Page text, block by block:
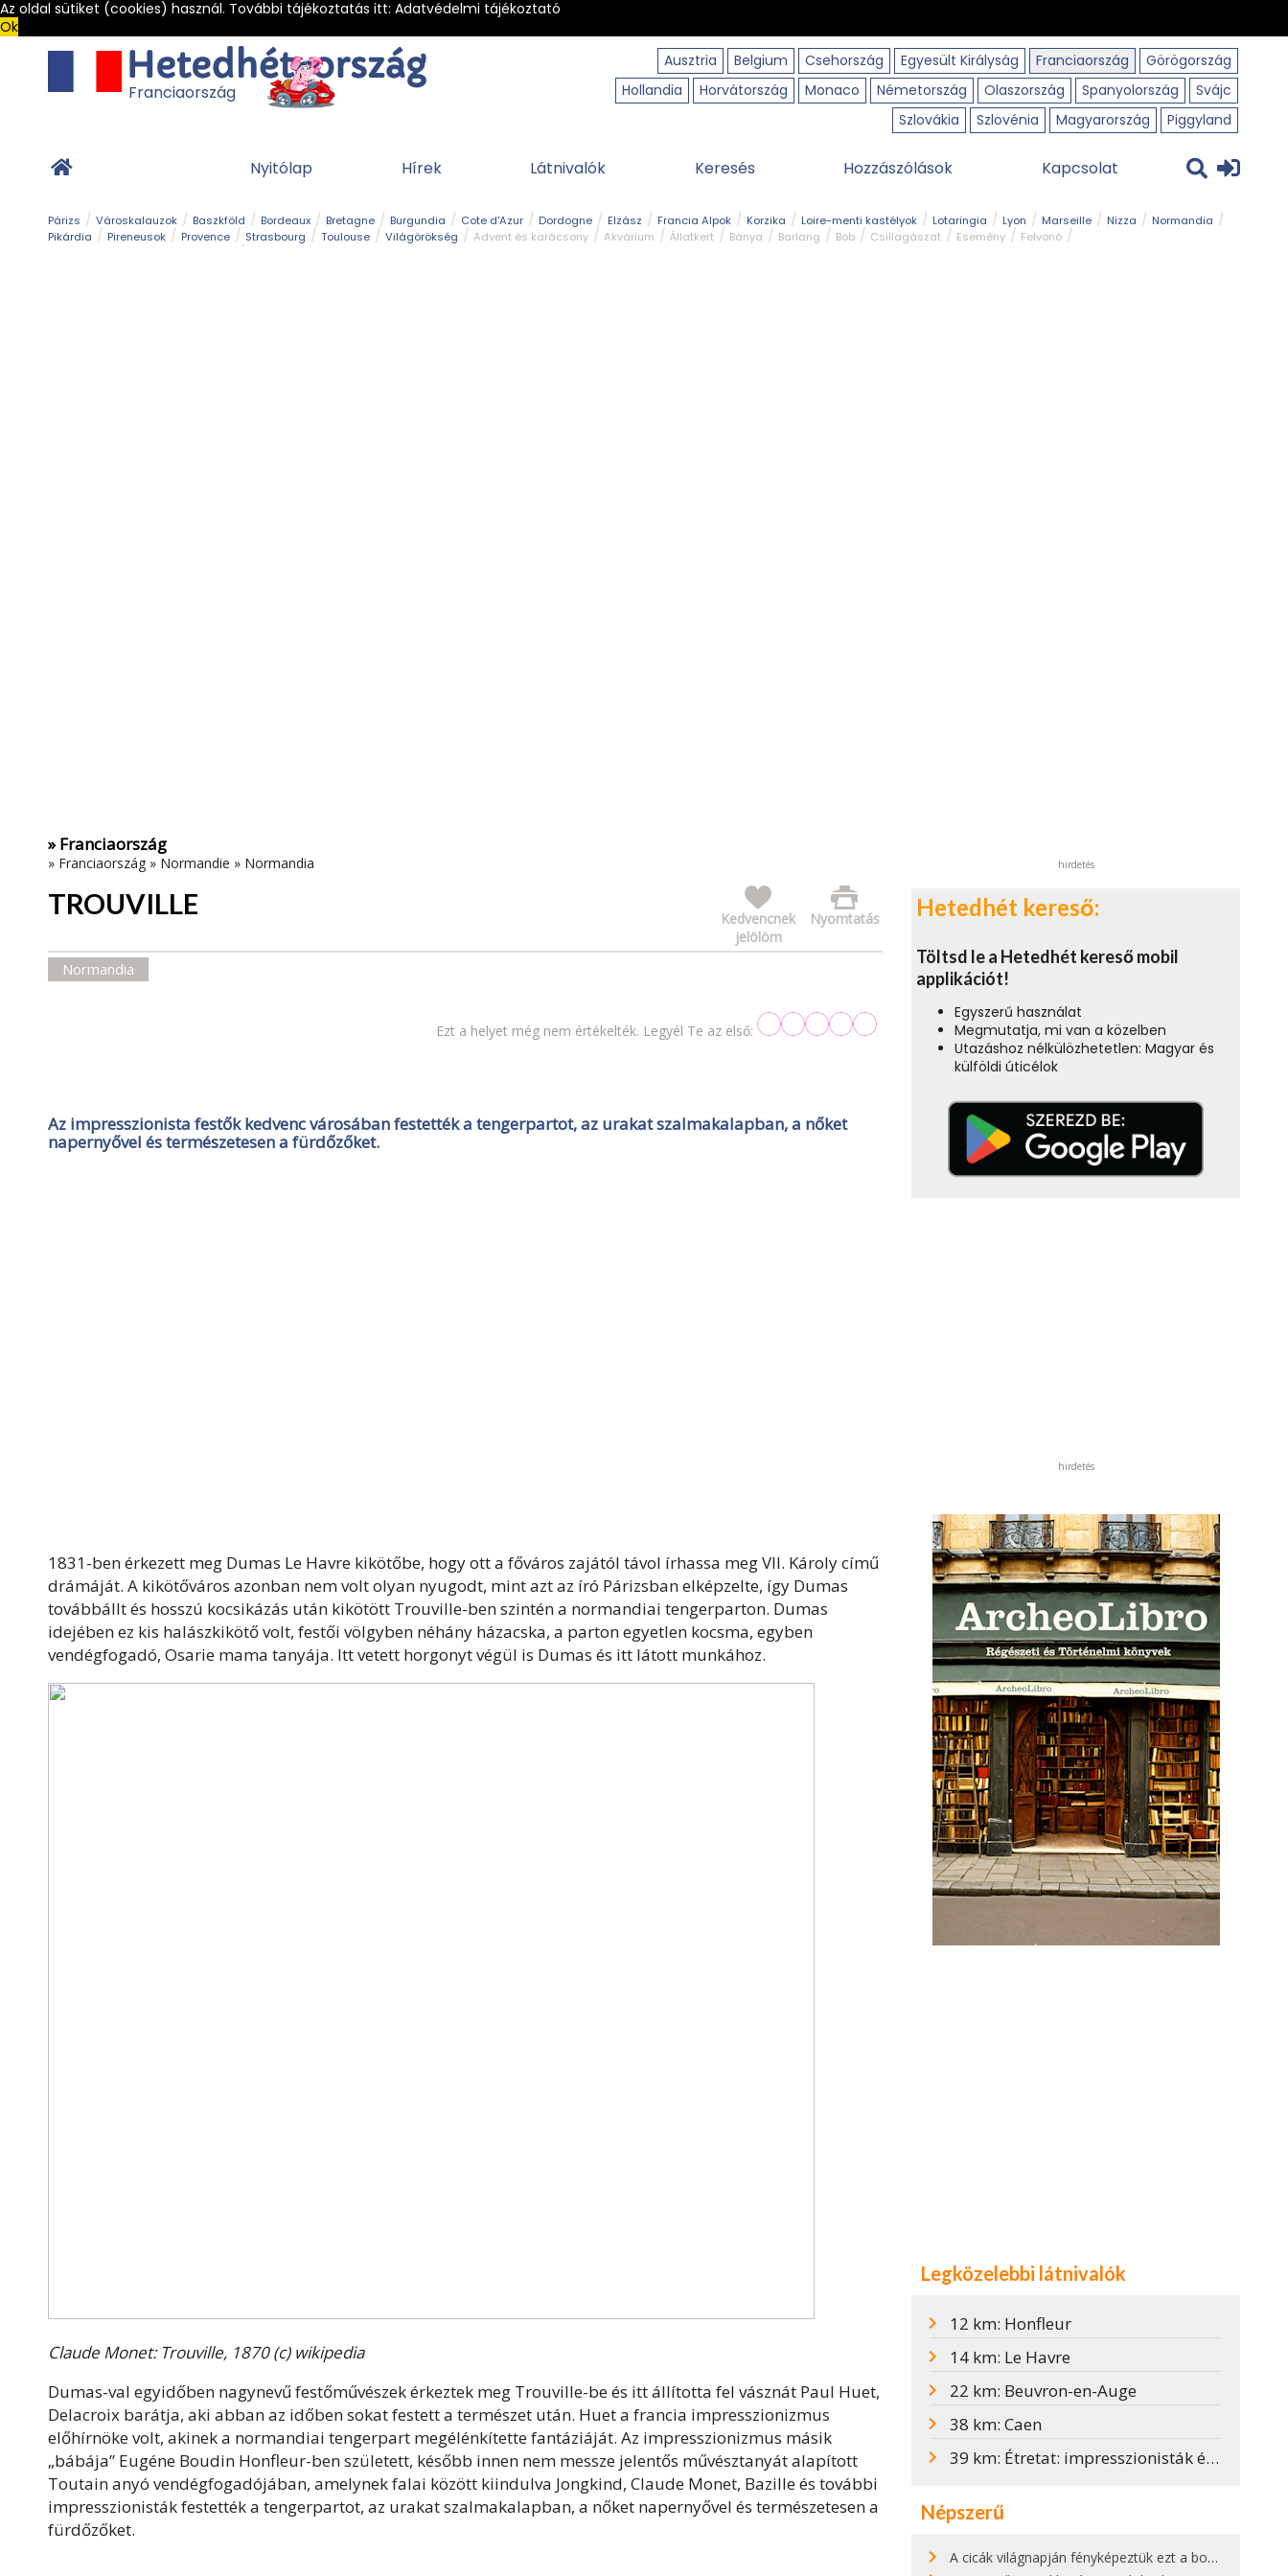
Az oldal sütiket (cookies) használ. További tájékoztatás itt: Adatvédelmi tájékoztató
Ok
Ausztria
Belgium Csehország Egyesült Királyság Franciaország
Görögország
Hollandia
Horvátország Monaco Németország Olaszország Spanyolország
Svájc
Szlovákia
Szlovénia Magyarország Piggyland
Franciaország
Nyitólap Hírek Látnivalók Keresés Hozzászólások Kapcsolat
Párizs Városkalauzok Baszkföld Bordeaux Bretagne Burgundia Cote d'Azur Dordogne Elzász Francia Alpok Korzika Loire-menti kastélyok Lotaringia Lyon Marseille Nizza
Normandia
Pikárdia
Pireneusok Provence Strasbourg Toulouse Világörökség Advent és karácsony Akvárium Állatkert Bánya Barlang Bob Csillagászat Esemény
Felvonó
» Franciaország
» Franciaország » Normandie » Normandia
TROUVILLE Nyomtatás
Kedvencnek
jelölöm
Normandia
Ezt a helyet még nem értékelték. Legyél Te az első:
Az impresszionista festők kedvenc városában festették a tengerpartot, az urakat szalmakalapban, a nőket
napernyővel és természetesen a fürdőzőket.
1831-ben érkezett meg Dumas Le Havre kikötőbe, hogy ott a főváros zajától távol írhassa meg VII. Károly című
drámáját. A kikötőváros azonban nem volt olyan nyugodt, mint azt az író Párizsban elképzelte, így Dumas
továbbállt és hosszú kocsikázás után kikötött Trouville-ben szintén a normandiai tengerparton. Dumas
idejében ez kis halászkikötő volt, festői völgyben néhány házacska, a parton egyetlen kocsma, egyben
vendégfogadó, Osarie mama tanyája. Itt vetett horgonyt végül is Dumas és itt látott munkához.
Claude Monet: Trouville, 1870 (c) wikipedia
Dumas-val egyidőben nagynevű festőművészek érkeztek meg Trouville-be és itt állította fel vásznát Paul Huet,
Delacroix barátja, aki abban az időben sokat festett a természet után. Huet a francia impresszionizmus
előhírnöke volt, akinek a normandiai tengerpart megélénkítette fantáziáját. Az impresszionizmus másik
„bábája” Eugéne Boudin Honfleur-ben született, később innen nem messze jelentős művésztanyát alapított
Toutain anyó vendégfogadójában, amelynek falai között kiindulva Jongkind, Claude Monet, Bazille és további
impresszionisták festették a tengerpartot, az urakat szalmakalapban, a nőket napernyővel és természetesen a
fürdőzőket.
hirdetés
Hetedhét kereső:
Töltsd le a Hetedhét kereső mobil
applikációt!
Egyszerű használat
Megmutatja, mi van a közelben
Utazáshoz nélkülözhetetlen: Magyar és
külföldi úticélok
hirdetés
Legközelebbi látnivalók
12 km: Honfleur
14 km: Le Havre
22 km: Beuvron-en-Auge
38 km: Caen
39 km: Étretat: impresszionisták és Arsène Lupin
Népszerű
A cicák világnapján fényképeztük ezt a bokor alatt hűsölő cicát Kisorosziban